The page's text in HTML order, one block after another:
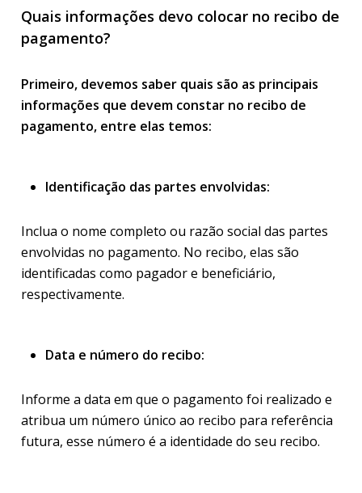
Quais informações devo colocar no recibo de
pagamento?
Primeiro, devemos saber quais são as principais
informações que devem constar no recibo de
pagamento, entre elas temos:
Identificação das partes envolvidas:
Inclua o nome completo ou razão social das partes
envolvidas no pagamento. No recibo, elas são
identificadas como pagador e beneficiário,
respectivamente.
Data e número do recibo:
Informe a data em que o pagamento foi realizado e
atribua um número único ao recibo para referência
futura, esse número é a identidade do seu recibo.